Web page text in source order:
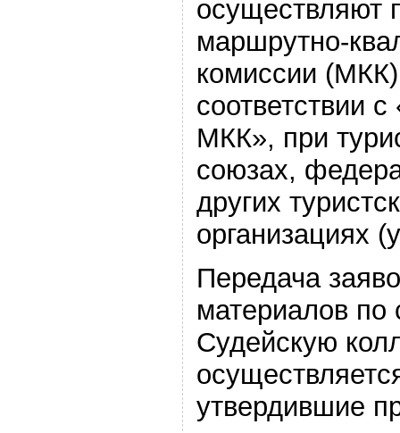
осуществляют
маршрутно-
комиссии
соответствии
МКК», при
союзах,
других
организациях
Передача
материалов
Судейскую
утвердившие